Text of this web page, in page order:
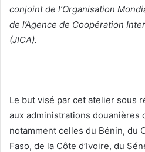
conjoint de l’Organisation
de l’Agence de Coopération
(JICA).
Le but visé par cet atelier sous
aux administrations douanières
notamment celles du Bénin, du
Faso, de la Côte d’Ivoire, du